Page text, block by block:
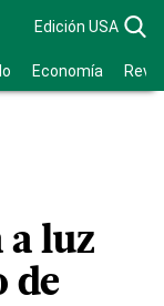
Edición USA
Economía
a luz
de